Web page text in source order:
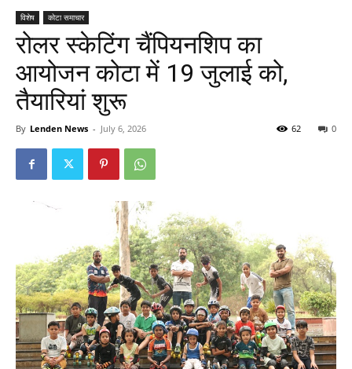
विशेष कोटा समाचार
रोलर स्केटिंग चैंपियनशिप का
आयोजन कोटा में 19 जुलाई को,
तैयारियां शुरू
By Lenden News - July 6, 2026 0
62